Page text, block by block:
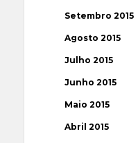
Setembro 2015
Agosto 2015
Julho 2015
Junho 2015
Maio 2015
Abril 2015